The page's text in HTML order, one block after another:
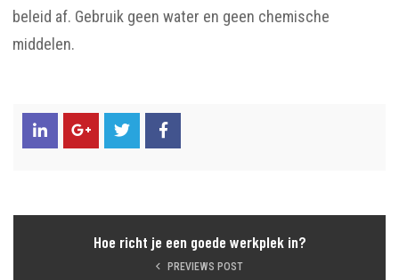
beleid af. Gebruik geen water en geen chemische
middelen.
Hoe richt je een goede werkplek in?
PREVIEWS POST